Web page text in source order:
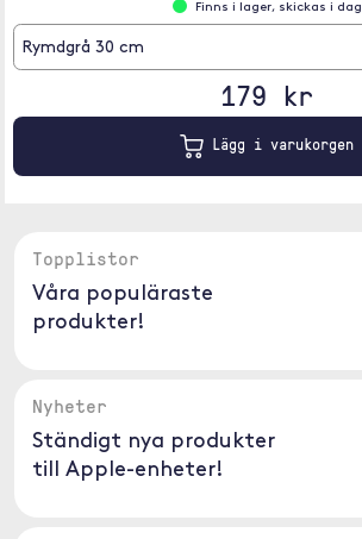
Finns i lager, skickas i dag
Rymdgrå 30 cm
179 kr
Lägg i varukorgen
Topplistor
Våra populäraste
produkter!
Nyheter
Ständigt nya produkter
till Apple-enheter!